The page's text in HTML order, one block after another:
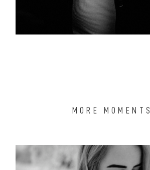
MORE MOMENTS